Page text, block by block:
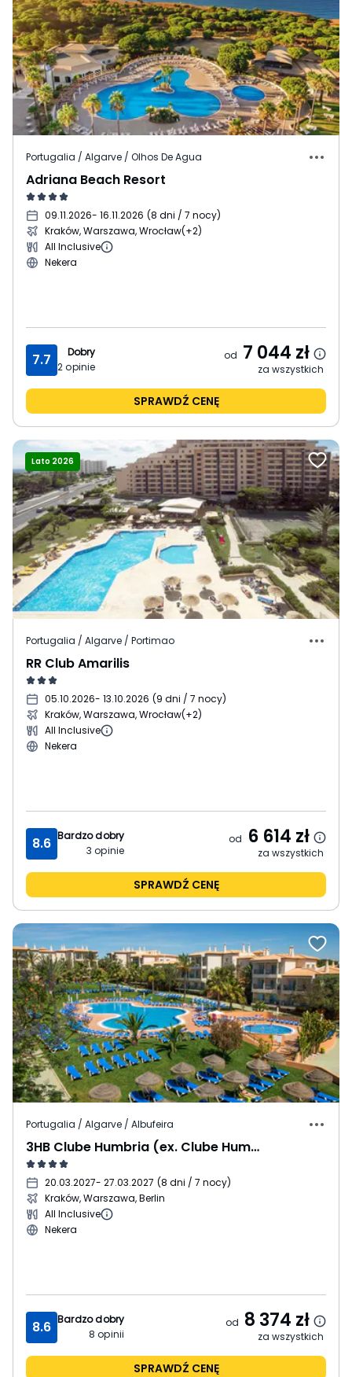
Portugalia / Algarve / Olhos De Agua
Adriana Beach Resort
09.11.2026- 16.11.2026 (8 dni / 7 nocy)
Kraków, Warszawa, Wrocław(+2)
All Inclusive
Nekera
7.7
Dobry
2 opinie
od 7 044 zł
za wszystkich
SPRAWDŹ CENĘ
Lato 2026
Portugalia / Algarve / Portimao
RR Club Amarilis
05.10.2026- 13.10.2026 (9 dni / 7 nocy)
Kraków, Warszawa, Wrocław(+2)
All Inclusive
Nekera
8.6 Bardzo dobry
3 opinie
od 6 614 zł
za wszystkich
SPRAWDŹ CENĘ
Portugalia / Algarve / Albufeira
3HB Clube Humbria (ex. Clube Humbria)
20.03.2027- 27.03.2027 (8 dni / 7 nocy)
Kraków, Warszawa, Berlin
All Inclusive
Nekera
8.6 Bardzo dobry
8 opinii
od 8 374 zł
za wszystkich
SPRAWDŹ CENĘ